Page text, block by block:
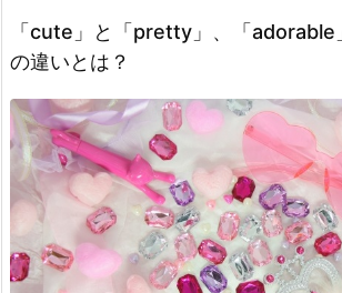
「cute」と「pretty」、「adorable
の違いとは？